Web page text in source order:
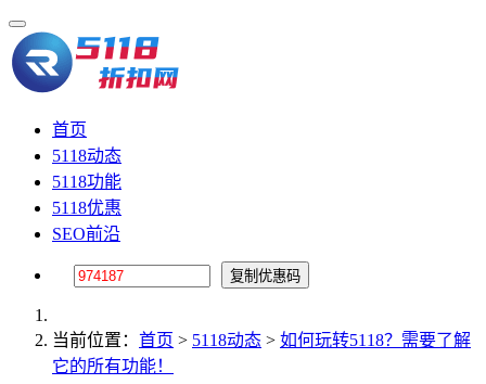
首页
5118动态
5118功能
5118优惠
SEO前沿
当前位置： 首页 > 5118动态 > 如何玩转5118？需要了解
它的所有功能！